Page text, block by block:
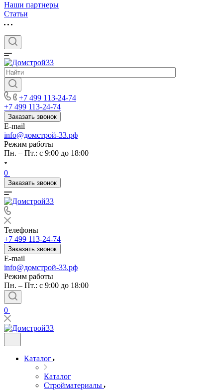
Наши партнеры
Статьи
+7 499 113-24-74
+7 499 113-24-74
Заказать звонок
E-mail
info@домстрой-33.рф
Режим работы
Пн. – Пт.: с 9:00 до 18:00
0
Заказать звонок
Телефоны
+7 499 113-24-74
Заказать звонок
E-mail
info@домстрой-33.рф
Режим работы
Пн. – Пт.: с 9:00 до 18:00
0
Каталог
Каталог
Стройматериалы